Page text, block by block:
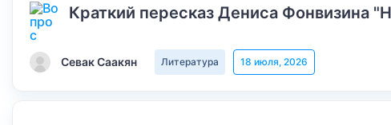
Краткий пересказ Дениса Фонвизина
Севак Саакян Литература 18 июля, 2026